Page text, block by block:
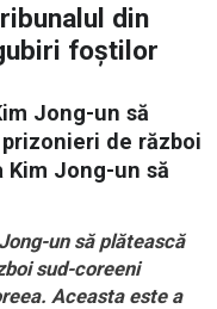
din
foștilor
Jong-un să
de război
Kim Jong-un să
un să plătească
sud-coreeni
Aceasta este a